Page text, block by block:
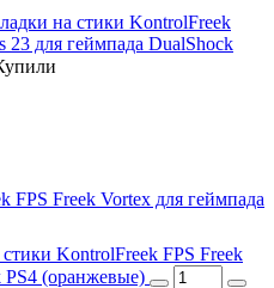
на стики KontrolFreek
23 для геймпада DualShock
FPS Freek Vortex для геймпада
KontrolFreek FPS Freek
PS4 (оранжевые)